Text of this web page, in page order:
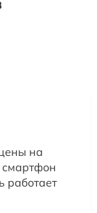
на
работает